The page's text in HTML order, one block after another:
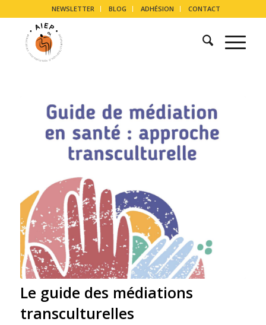
NEWSLETTER BLOG ADHÉSION CONTACT
Le guide des médiations
transculturelles